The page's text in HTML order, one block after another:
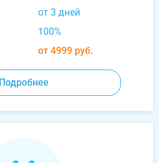
от 3 дней
100%
от 4999 руб.
Подробнее